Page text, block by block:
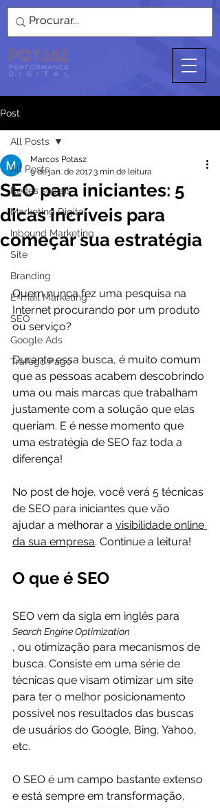
Post
All Posts
Redes sociais
Marketing Digital
Inbound Marketing
Site
Branding
E-mail Marketing
SEO
Google Ads
Tráfego Pago
All Posts
SEO para iniciantes: 5
dicas incríveis para
começar sua estratégia
Marcos Potasz
9 de jan. de 20173 min de leitura
Quem nunca fez uma pesquisa na
Internet procurando por um produto
ou serviço?
Durante essa busca, é muito comum
que as pessoas acabem descobrindo
uma ou mais marcas que trabalham
justamente com a solução que elas
queriam. E é nesse momento que
uma estratégia de SEO faz toda a
diferença!
No post de hoje, você verá 5 técnicas
de SEO para iniciantes que vão
ajudar a melhorar a visibilidade online
da sua empresa
O que é SEO
SEO vem da sigla em inglês para
Search Engine Optimization
, ou otimização para mecanismos de
busca. Consiste em uma série de
técnicas que visam otimizar um site
para ter o melhor posicionamento
possível nos resultados das buscas
de usuários do Google, Bing, Yahoo,
etc.
O SEO é um campo bastante extenso
e está sempre em transformação,